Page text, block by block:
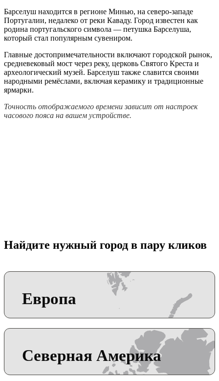
Барселуш находится в регионе Минью, на северо-западе
Португалии, недалеко от реки Каваду. Город известен как
родина португальского символа — петушка Барселуша,
который стал популярным сувениром.
Главные достопримечательности включают городской рынок,
средневековый мост через реку, церковь Святого Креста и
археологический музей. Барселуш также славится своими
народными ремёслами, включая керамику и традиционные
ярмарки.
Точность отображаемого времени зависит от настроек
часового пояса на вашем устройстве.
Найдите нужный город в пару кликов
Европа
Северная Америка